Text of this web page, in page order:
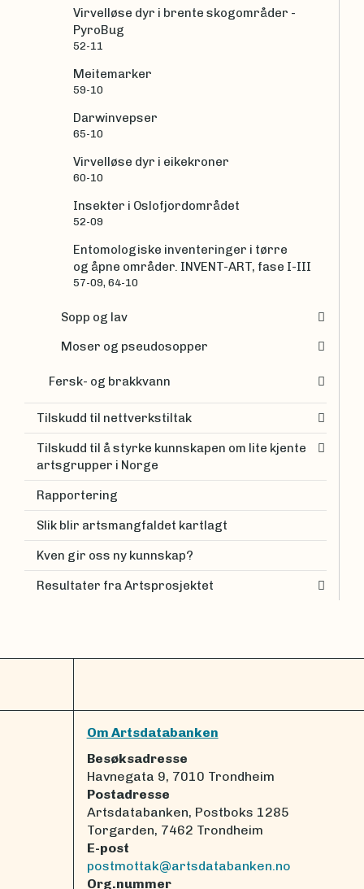
Virvelløse dyr i brente skogområder -
PyroBug
52-11
Meitemarker
59-10
Darwinvepser
65-10
Virvelløse dyr i eikekroner
60-10
Insekter i Oslofjordområdet
52-09
Entomologiske inventeringer i tørre
og åpne områder. INVENT-ART, fase I-III
57-09, 64-10
Sopp og lav
Moser og pseudosopper
Fersk- og brakkvann
Tilskudd til nettverkstiltak
Tilskudd til å styrke kunnskapen om lite kjente
artsgrupper i Norge
Rapportering
Slik blir artsmangfaldet kartlagt
Kven gir oss ny kunnskap?
Resultater fra Artsprosjektet
Om Artsdatabanken
Besøksadresse
Havnegata 9, 7010 Trondheim
Postadresse
Artsdatabanken, Postboks 1285
Torgarden, 7462 Trondheim
E-post
postmottak@artsdatabanken.no
Org.nummer